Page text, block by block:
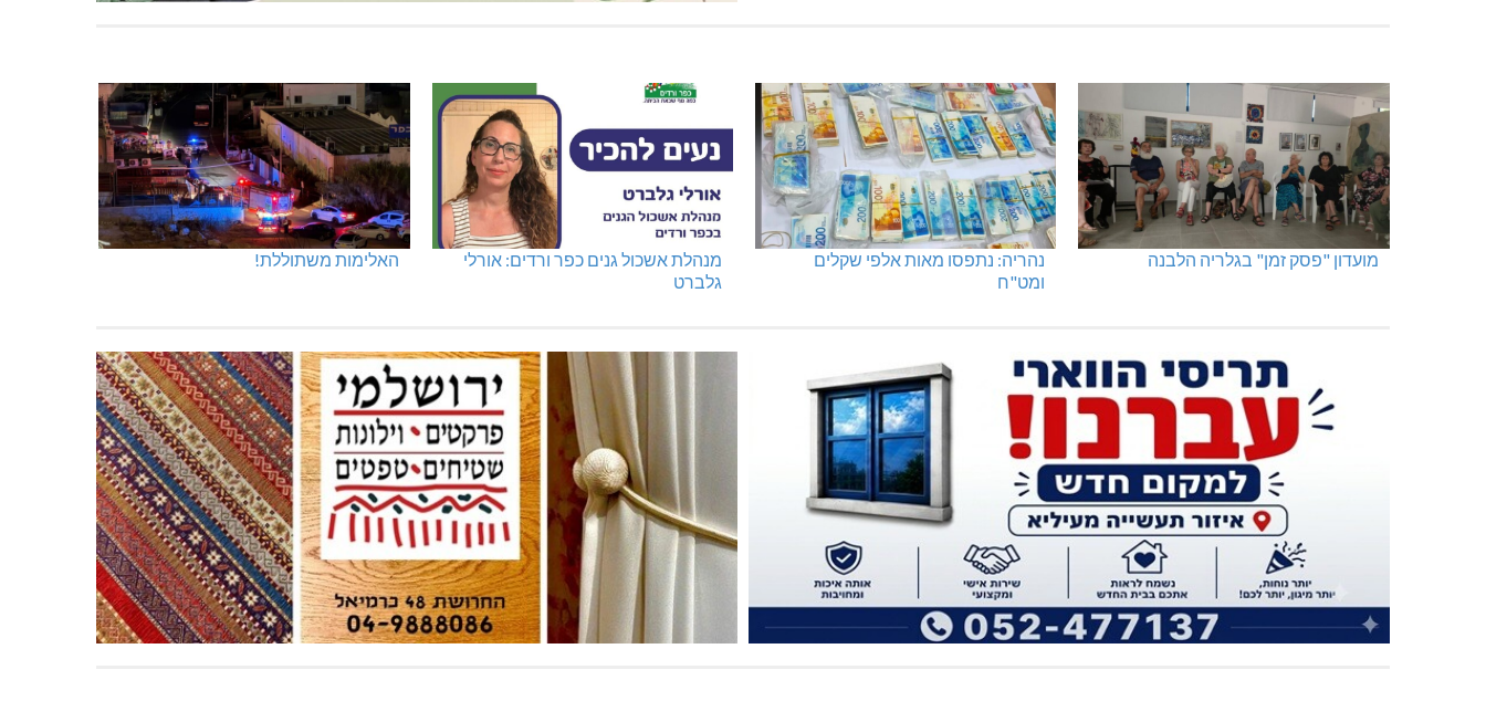
מועדון "פסק זמן" בגלריה הלבנה
נהריה: נתפסו מאות אלפי שקלים
ומט"ח
מנהלת אשכול גנים כפר ורדים: אורלי
גלברט
האלימות משתוללת!